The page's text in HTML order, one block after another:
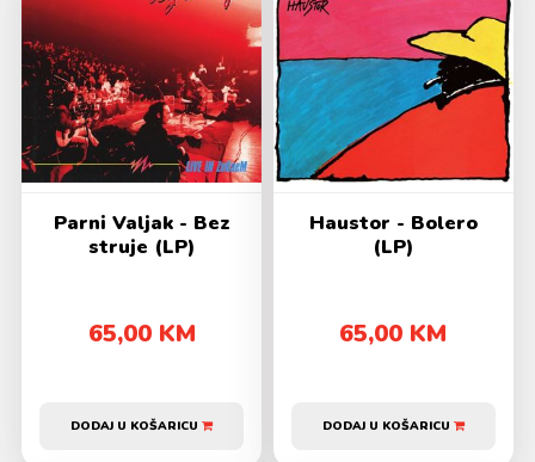
Parni Valjak - Bez
struje (LP)
65,00 KM
DODAJ U KOŠARICU
Haustor - Bolero
(LP)
65,00 KM
DODAJ U KOŠARICU